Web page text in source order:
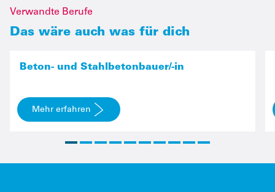
Verwandte Berufe
Das wäre auch was für dich
Beton- und Stahlbetonbauer/-in
Mehr erfahren